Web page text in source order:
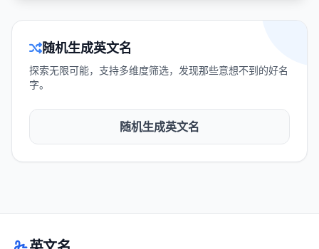
随机生成英文名
探索无限可能，支持多维度筛选，发现那些意想不到的好名
字。
随机生成英文名